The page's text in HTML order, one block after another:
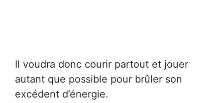
Il voudra donc courir partout et jouer
autant que possible pour brûler son
excédent d’énergie.